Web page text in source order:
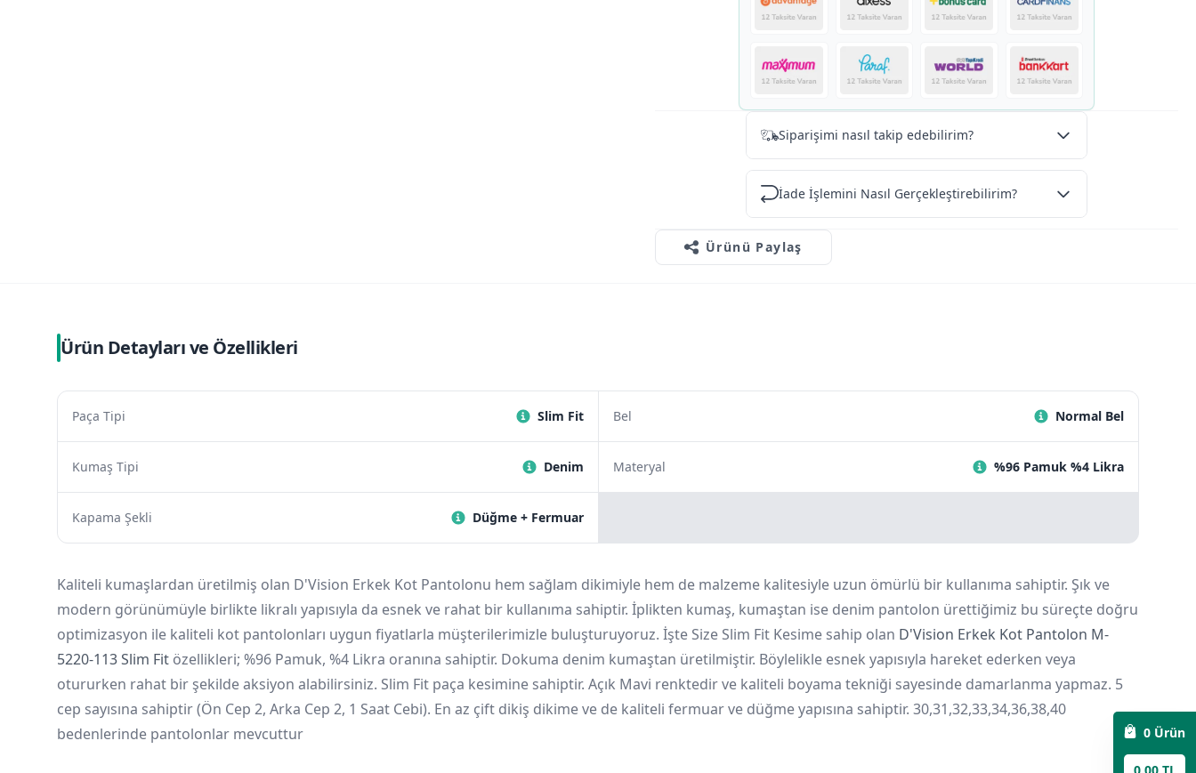
Siparişimi nasıl takip edebilirim?
İade İşlemini Nasıl Gerçekleştirebilirim?
Ürünü Paylaş
Ürün Detayları ve Özellikleri
Paça Tipi Slim Fit Bel Normal Bel
Kumaş Tipi Denim Materyal %96 Pamuk %4 Likra
Kapama Şekli Düğme + Fermuar
Kaliteli kumaşlardan üretilmiş olan D'Vision Erkek Kot Pantolonu hem sağlam dikimiyle hem de malzeme kalitesiyle uzun ömürlü bir kullanıma sahiptir. Şık ve
modern görünümüyle birlikte likralı yapısıyla da esnek ve rahat bir kullanıma sahiptir. İplikten kumaş, kumaştan ise denim pantolon ürettiğimiz bu süreçte doğru
optimizasyon ile kaliteli kot pantolonları uygun fiyatlarla müşterilerimizle buluşturuyoruz. İşte Size Slim Fit Kesime sahip olan D'Vision Erkek Kot Pantolon M-
5220-113 Slim Fit özellikleri; %96 Pamuk, %4 Likra oranına sahiptir. Dokuma denim kumaştan üretilmiştir. Böylelikle esnek yapısıyla hareket ederken veya
otururken rahat bir şekilde aksiyon alabilirsiniz. Slim Fit paça kesimine sahiptir. Açık Mavi renktedir ve kaliteli boyama tekniği sayesinde damarlanma yapmaz. 5
cep sayısına sahiptir (Ön Cep 2, Arka Cep 2, 1 Saat Cebi). En az çift dikiş dikime ve de kaliteli fermuar ve düğme yapısına sahiptir. 30,31,32,33,34,36,38,40
bedenlerinde pantolonlar mevcuttur
0 Ürün